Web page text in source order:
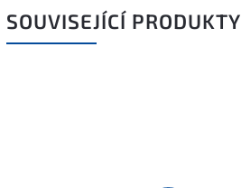
SOUVISEJÍCÍ PRODUKTY